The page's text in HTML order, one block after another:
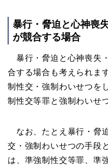
暴行・脅迫と心神喪
が競合する場合
暴行・脅迫と心神喪失
合する場合も考えられま
制性交・強制わいせつを
制性交等罪と強制わいせ
なお、たとえ暴行・脅
交・強制わいせつの手段
は、準強制性交等罪、準